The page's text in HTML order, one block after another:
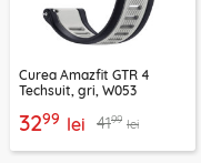
Curea Amazfit GTR 4
Techsuit, gri, W053
3299 lei 4199 lei